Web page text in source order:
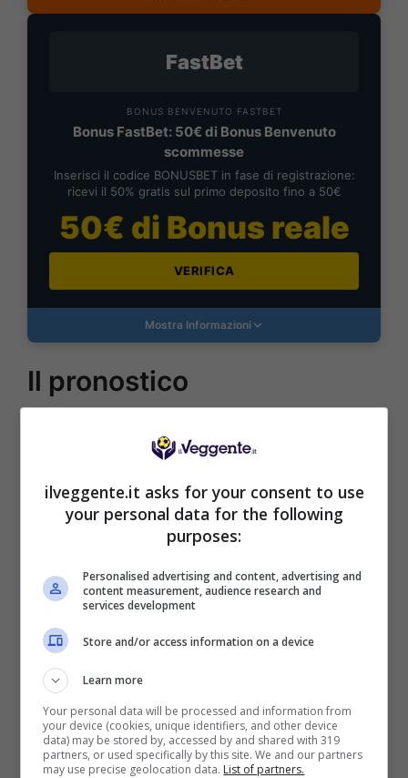
FastBet
BONUS BENVENUTO FASTBET
Bonus FastBet: 50€ di Bonus Benvenuto
scommesse
Inserisci il codice BONUSBET in fase di registrazione:
ricevi il 50% gratis sul primo deposito fino a 50€
50€ di Bonus reale
VERIFICA
Mostra Informazioni
Il pronostico
vogliosi di chiudere i conti subito. E ci
abbiamo già spiegato dove sono. E come
potrebbe essere altrimenti?
GRATIS le notifiche con altri pronostici last
minute esclusivi anche su MARCATORI, TIRI E
AMMONITI:
Le probabili formazioni di
Brentford-Crystal Palace
BRENTFORD (4-4-2):Kelleher; Kayode, Ajer,
ilveggente.it asks for your consent to use
your personal data for the following
purposes:
Personalised advertising and content, advertising and
content measurement, audience research and
services development
Store and/or access information on a device
Learn more
Your personal data will be processed and information from
your device (cookies, unique identifiers, and other device
data) may be stored by, accessed by and shared with 319
partners, or used specifically by this site. We and our partners
may use precise geolocation data. List of partners.